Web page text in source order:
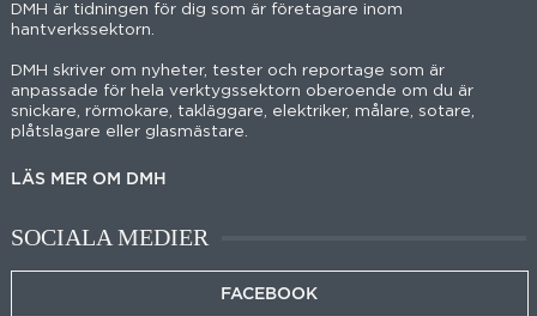
DMH är tidningen för dig som är företagare inom
hantverkssektorn.
DMH skriver om nyheter, tester och reportage som är
anpassade för hela verktygssektorn oberoende om du är
snickare, rörmokare, takläggare, elektriker, målare, sotare,
plåtslagare eller glasmästare.
LÄS MER OM DMH
SOCIALA MEDIER
FACEBOOK